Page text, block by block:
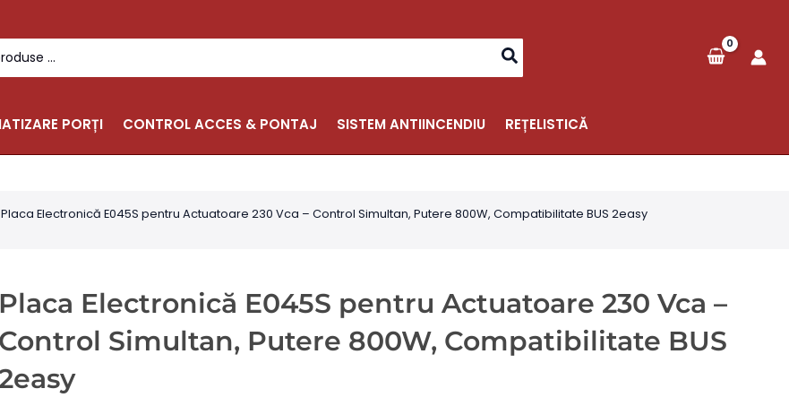
PORȚI CONTROL ACCES & PONTAJ SISTEM ANTIINCENDIU
REȚELISTICĂ
Electronică E045S pentru Actuatoare 230 Vca – Control Simultan, Putere 800W, Compatibilitate BUS 2easy
Placa Electronică E045S pentru Actuatoare 230 Vca –
Control Simultan, Putere 800W, Compatibilitate BUS